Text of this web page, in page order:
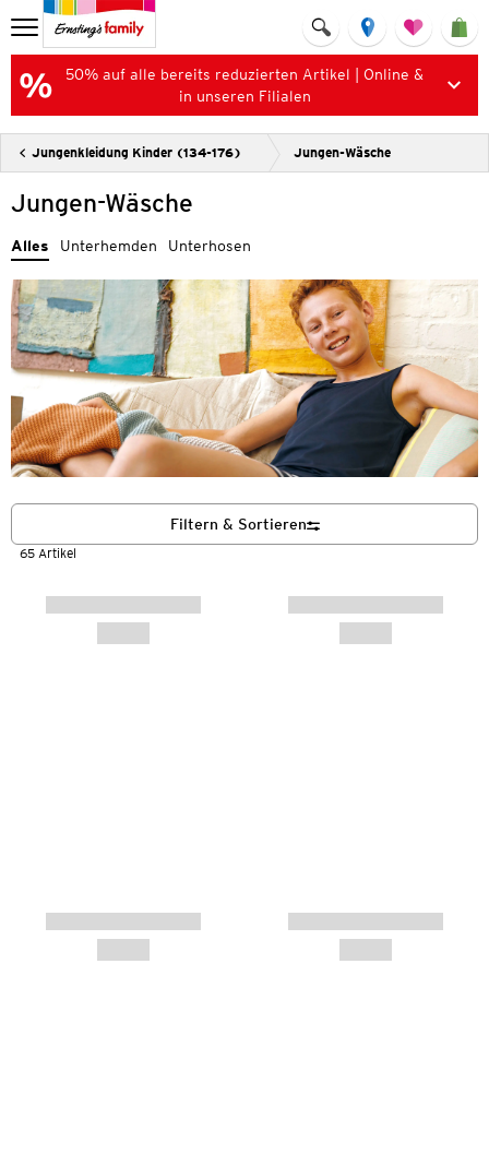
50% auf alle bereits reduzierten Artikel | Online &
in unseren Filialen
Jungenkleidung Kinder (134-176) Jungen-Wäsche
Jungen-Wäsche
Alles Unterhemden Unterhosen
65 Artikel
Filtern & Sortieren